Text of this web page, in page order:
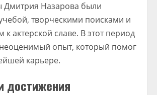
Дмитрия Назарова были
творческими поисками и
к актерской славе. В этот период
опыт, который помог
карьере.
достижения